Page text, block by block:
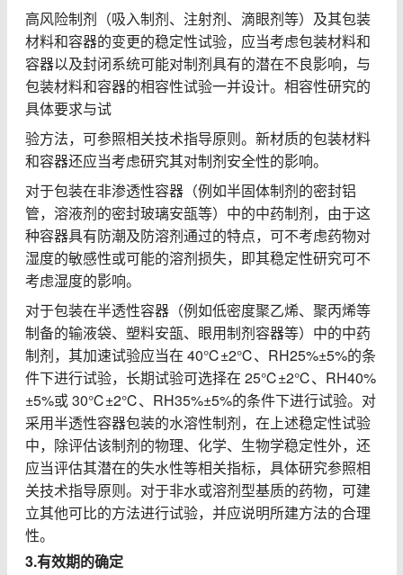
高风险制剂（吸入制剂、注射剂、滴眼剂等）及其包装
材料和容器的变更的稳定性试验，应当考虑包装材料和
容器以及封闭系统可能对制剂具有的潜在不良影响，与
包装材料和容器的相容性试验一并设计。相容性研究的
具体要求与试
验方法，可参照相关技术指导原则。新材质的包装材料
和容器还应当考虑研究其对制剂安全性的影响。
对于包装在非渗透性容器（例如半固体制剂的密封铝
管，溶液剂的密封玻璃安瓿等）中的中药制剂，由于这
种容器具有防潮及防溶剂通过的特点，可不考虑药物对
湿度的敏感性或可能的溶剂损失，即其稳定性研究可不
考虑湿度的影响。
对于包装在半透性容器（例如低密度聚乙烯、聚丙烯等
制备的输液袋、塑料安瓿、眼用制剂容器等）中的中药
制剂，其加速试验应当在 40℃±2℃、 RH25%±5%的条
件下进行试验，长期试验可选择在 25℃±2℃、 RH40%
±5%或30℃±2℃、 RH35%±5%的条件下进行试验。对
采用半透性容器包装的水溶性制剂，在上述稳定性试验
中，除评估该制剂的物理、化学、生物学稳定性外，还
应当评估其潜在的失水性等相关指标，具体研究参照相
关技术指导原则。对于非水或溶剂型基质的药物，可建
立其他可比的方法进行试验，并应说明所建方法的合理
性。
3.有效期的确定